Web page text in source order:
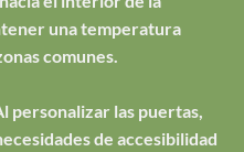
una temperatura
comunes.
personalizar las puertas,
de accesibilidad